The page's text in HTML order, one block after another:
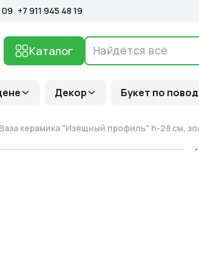
Декор Букет по
Каталог
09 +7 911 945 48 19
Ваза керамика "Изящный профиль" h-28 см,